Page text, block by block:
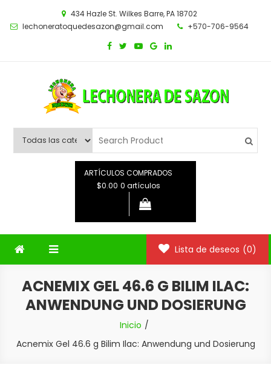
434 Hazle St. Wilkes Barre, PA 18702
lechoneratoquedesazon@gmail.com
+570-706-9564
ARTÍCULOS COMPRADOS
$0.00 0 artículos
Lista de deseos (0)
ACNEMIX GEL 46.6 G BILIM ILAC:
ANWENDUNG UND DOSIERUNG
Inicio
Acnemix Gel 46.6 g Bilim Ilac: Anwendung und Dosierung